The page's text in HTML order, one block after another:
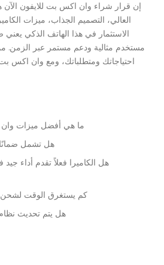
إن قرار شراء وان اكس بت للايفون الآن
العالي، التصميم الجذاب، ميزات
الاستثمار في هذا الهاتف الذكي
مستخدم مثالية ودعم مستمر عبر الزمن.
احتياجاتك ومتطلباتك، ومع وان اكس
ما هي أفضل ميزات وان
هل تشمل
هل الكاميرا فعلاً تقدم أداء
كم يستغرق الوقت لشحن
هل يتم تحديث